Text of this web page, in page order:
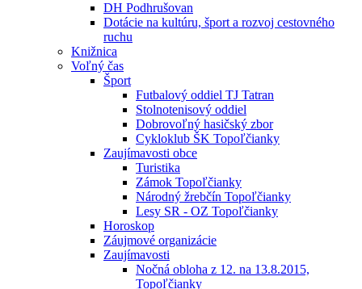
DH Podhrušovan
Dotácie na kultúru, šport a rozvoj cestovného
ruchu
Knižnica
Voľný čas
Šport
Futbalový oddiel TJ Tatran
Stolnotenisový oddiel
Dobrovoľný hasičský zbor
Cykloklub ŠK Topoľčianky
Zaujímavosti obce
Turistika
Zámok Topoľčianky
Národný žrebčín Topoľčianky
Lesy SR - OZ Topoľčianky
Horoskop
Záujmové organizácie
Zaujímavosti
Nočná obloha z 12. na 13.8.2015,
Topoľčianky